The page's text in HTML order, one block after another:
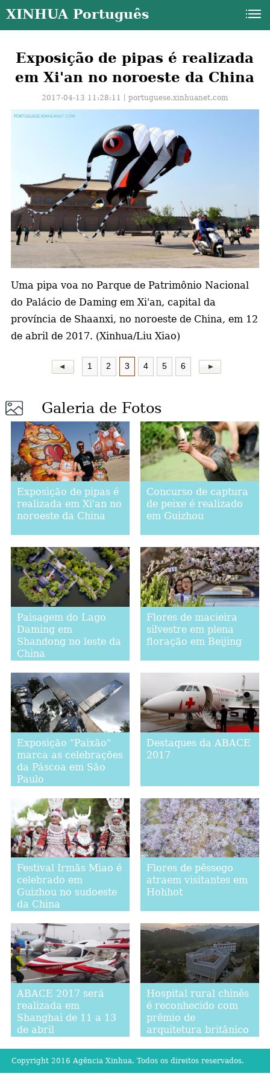
XINHUA Português
Exposição de pipas é realizada
em Xi'an no noroeste da China
2017-04-13 11:28:11丨portuguese.xinhuanet.com
Uma pipa voa no Parque de Patrimônio Nacional
do Palácio de Daming em Xi'an, capital da
província de Shaanxi, no noroeste de China, em 12
de abril de 2017. (Xinhua/Liu Xiao)
1 2 3 4 5 6
Galeria de Fotos
Exposição de pipas é
realizada em Xi'an no
noroeste da China
Concurso de captura
de peixe é realizado
em Guizhou
Paisagem do Lago
Daming em
Shandong no leste da
China
Flores de macieira
silvestre em plena
floração em Beijing
Exposição "Paixão"
marca as celebrações
da Páscoa em São
Paulo
Destaques da ABACE
2017
Festival Irmãs Miao é
celebrado em
Guizhou no sudoeste
da China
Flores de pêssego
atraem visitantes em
Hohhot
ABACE 2017 será
realizada em
Shanghai de 11 a 13
de abril
Hospital rural chinês
é reconhecido com
prêmio de
arquitetura britânico
Copyright 2016 Agência Xinhua. Todos os direitos reservados.